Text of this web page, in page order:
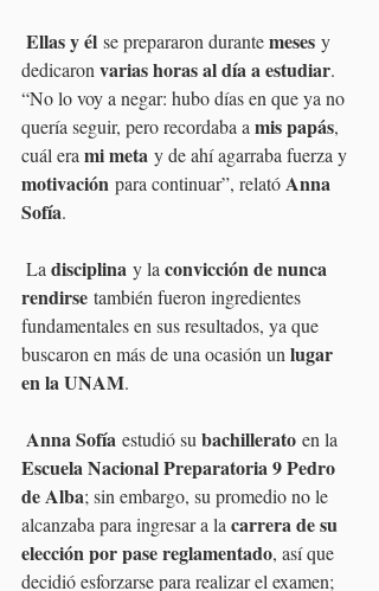
Ellas y él se prepararon durante meses y
dedicaron varias horas al día a estudiar.
“No lo voy a negar: hubo días en que ya no
quería seguir, pero recordaba a mis papás,
cuál era mi meta y de ahí agarraba fuerza y
motivación para continuar”, relató Anna
Sofía.
La disciplina y la convicción de nunca
rendirse también fueron ingredientes
fundamentales en sus resultados, ya que
buscaron en más de una ocasión un lugar
en la UNAM.
Anna Sofía estudió su bachillerato en la
Escuela Nacional Preparatoria 9 Pedro
de Alba; sin embargo, su promedio no le
alcanzaba para ingresar a la carrera de su
elección por pase reglamentado, así que
decidió esforzarse para realizar el examen;